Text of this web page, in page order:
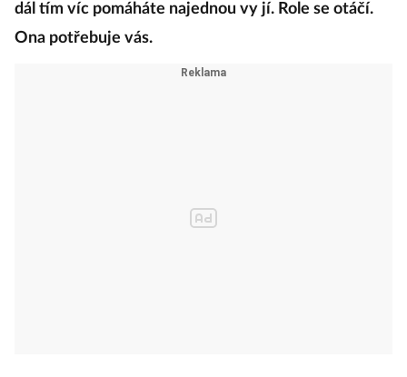
dál tím víc pomáháte najednou vy jí. Role se otáčí.
Ona potřebuje vás.